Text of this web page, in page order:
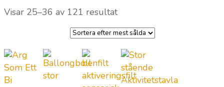
Visar 25–36 av 121 resultatSortera
popularitet